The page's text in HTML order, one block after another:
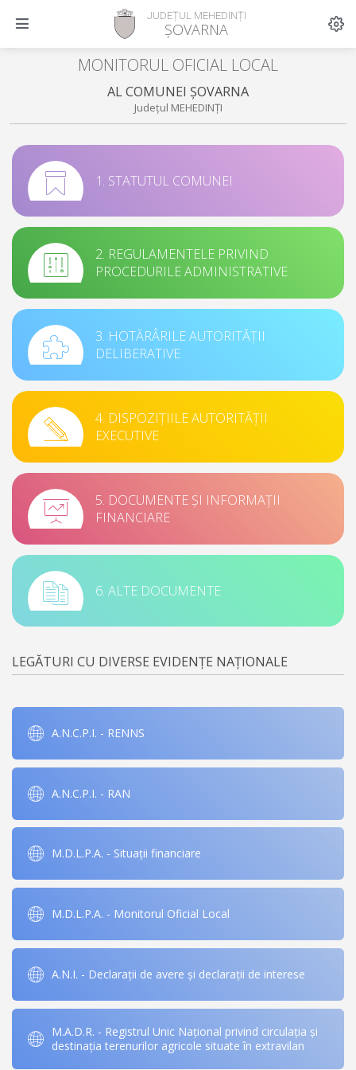
JUDEȚUL MEHEDINȚI
ȘOVARNA
MONITORUL OFICIAL LOCAL
AL COMUNEI ȘOVARNA
Județul MEHEDINȚI
1. STATUTUL COMUNEI
2. REGULAMENTELE PRIVIND
PROCEDURILE ADMINISTRATIVE
3. HOTĂRÂRILE AUTORITĂȚII
DELIBERATIVE
4. DISPOZIȚIILE AUTORITĂȚII
EXECUTIVE
5. DOCUMENTE ȘI INFORMAȚII
FINANCIARE
6. ALTE DOCUMENTE
LEGĂTURI CU DIVERSE EVIDENȚE NAȚIONALE
A.N.C.P.I. - RENNS
A.N.C.P.I. - RAN
M.D.L.P.A. - Situații financiare
M.D.L.P.A. - Monitorul Oficial Local
A.N.I. - Declarații de avere și declarații de interese
M.A.D.R. - Registrul Unic Național privind circulația și
destinația terenurilor agricole situate în extravilan